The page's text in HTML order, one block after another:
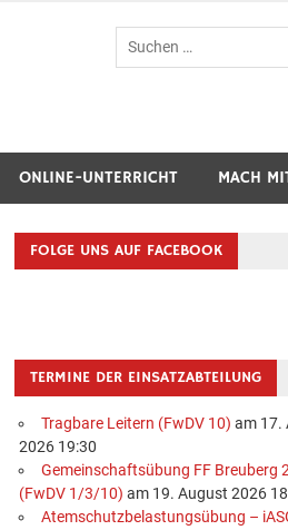
Breuberg-
ONLINE-UNTERRICHT MACH
FOLGE UNS AUF FACEBOOK
TERMINE DER EINSATZABTEILUNG
Tragbare Leitern (FwDV 10) am 17.
2026 19:30
Gemeinschaftsübung FF Breuberg
(FwDV 1/3/10) am 19. August 2026
Atemschutzbelastungsübung –